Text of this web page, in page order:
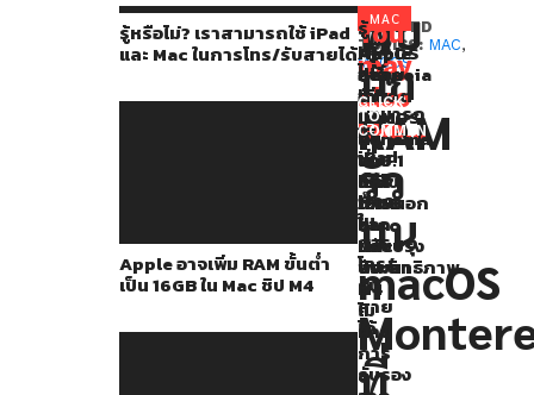
รู้หรือไม่? เราสามารถใช้ iPad
และ Mac ในการโทร/รับสายได้
Apple อาจเพิ่ม RAM ขั้นต่ำ
เป็น 16GB ใน Mac ชิป M4
MAC
พบ
บั๊ก
RAM
รั่ว
บน
macOS
ที่
ผู้
ใช้
งาน
Mac
หลายๆ
คน
ที่
อัปเดต
เป็น
macOS
Monterey
You
may
also
like...
รู้
หรือ
ไม่?
เรา
สามารถ
ใช้
iPad
และ
Mac
ใน
การ
โทร/
รับ
สาย
ได้
Apple
อาจ
เพิ่ม
RAM
ขั้น
ต่ำ
เป็น
16GB
ใน
Mac
ชิป
M4
Apple
ปล่อย
อัปเดต
macOS
Sonoma
14.6.1
แก้ไข
บั๊ก
และ
ปรับปรุง
ประสิทธิภาพ
MacOS
Sequoia
จะ
ติด
ตั้ง
แอป
จาก
ภายนอก
จาก
นัก
พัฒนา
ที่
ไม่
ผ่าน
การ
รับรอง
RELATED
TOPICS: MAC,
MACOS
CLICK
TO
COMMENT